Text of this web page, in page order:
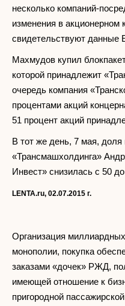
несколько компаний-
изменения в акционерном
свидетельствуют
Махмудов купил
которой принадлежит
очередь компания
процентами акций
51 процент акций
В тот же день, 7 мая, доля
«Трансмашхолдинга»
Инвест» снизилась с 50
LENTA.ru, 02.07.2015 г.
Организация
монополии, покупка
заказами «дочек» РЖД,
имеющей отношение к
пригородной